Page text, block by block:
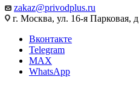
zakaz@privodplus.ru
г. Москва, ул. 16-я Парковая,
Вконтакте
Telegram
MAX
WhatsApp